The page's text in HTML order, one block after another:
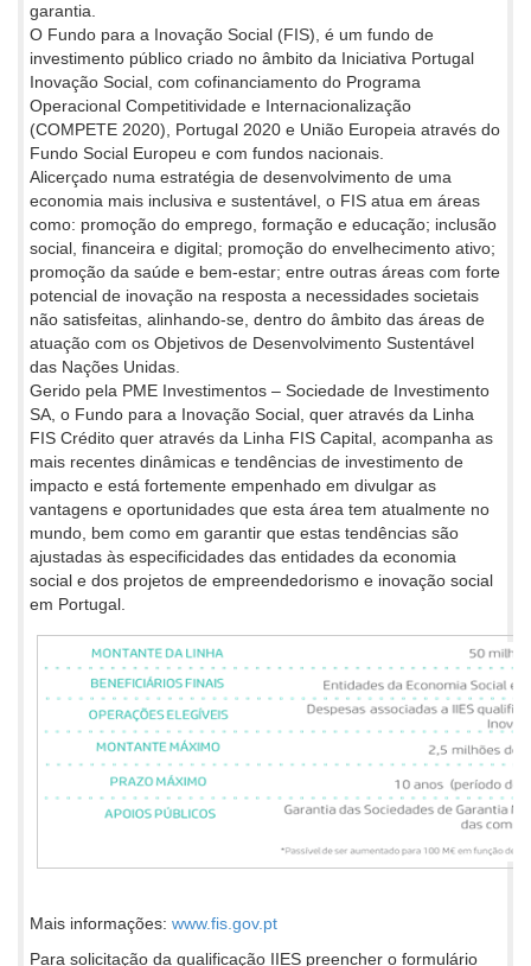
garantia.
O Fundo para a Inovação Social (FIS), é um fundo de
investimento público criado no âmbito da Iniciativa Portugal
Inovação Social, com cofinanciamento do Programa
Operacional Competitividade e Internacionalização
(COMPETE 2020), Portugal 2020 e União Europeia através do
Fundo Social Europeu e com fundos nacionais.
Alicerçado numa estratégia de desenvolvimento de uma
economia mais inclusiva e sustentável, o FIS atua em áreas
como: promoção do emprego, formação e educação; inclusão
social, financeira e digital; promoção do envelhecimento ativo;
promoção da saúde e bem-estar; entre outras áreas com forte
potencial de inovação na resposta a necessidades societais
não satisfeitas, alinhando-se, dentro do âmbito das áreas de
atuação com os Objetivos de Desenvolvimento Sustentável
das Nações Unidas.
Gerido pela PME Investimentos – Sociedade de Investimento
SA, o Fundo para a Inovação Social, quer através da Linha
FIS Crédito quer através da Linha FIS Capital, acompanha as
mais recentes dinâmicas e tendências de investimento de
impacto e está fortemente empenhado em divulgar as
vantagens e oportunidades que esta área tem atualmente no
mundo, bem como em garantir que estas tendências são
ajustadas às especificidades das entidades da economia
social e dos projetos de empreendedorismo e inovação social
em Portugal.
Mais informações: www.fis.gov.pt
Para solicitação da qualificação IIES preencher o formulário